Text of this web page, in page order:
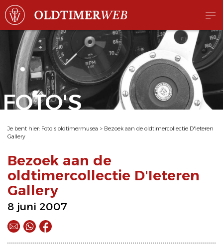
FOTO'S
Je bent hier: Foto's oldtimermusea > Bezoek aan de oldtimercollectie D'Ieteren
Gallery
Bezoek aan de
oldtimercollectie D'Ieteren
Gallery
8 juni 2007